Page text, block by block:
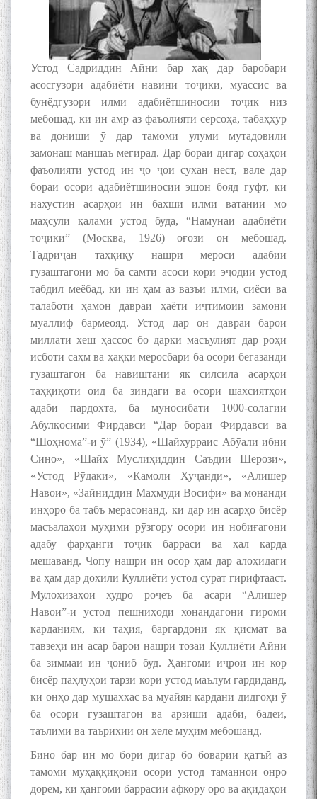
Устод Садриддин Айнӣ бар ҳақ дар баробари
асосгузори адабиёти навини тоҷикӣ, муассис ва
бунёдгузори илми адабиётшиносии тоҷик низ
мебошад, ки ин амр аз фаъолияти серсоҳа, табаҳҳур
ва дониши ӯ дар тамоми улуми мутадовили
замонаш маншаъ мегирад. Дар бораи дигар соҳаҳои
фаъолияти устод ин ҷо ҷои сухан нест, вале дар
бораи осори адабиётшиносии эшон бояд гуфт, ки
нахустин асарҳои ин бахши илми ватании мо
маҳсули қалами устод буда, “Намунаи адабиёти
тоҷикӣ” (Москва, 1926) оғози он мебошад.
Тадриҷан таҳқиқу нашри мероси адабии
гузаштагони мо ба самти асоси кори эҷодии устод
табдил меёбад, ки ин ҳам аз вазъи илмӣ, сиёсӣ ва
талаботи ҳамон давраи ҳаёти иҷтимоии замони
муаллиф бармеояд. Устод дар он давраи барои
миллати хеш ҳассос бо дарки масъулият дар роҳи
исботи саҳм ва ҳаққи меросбарӣ ба осори бегазанди
гузаштагон ба навиштани як силсила асарҳои
таҳқиқотӣ оид ба зиндагӣ ва осори шахсиятҳои
адабӣ пардохта, ба муносибати 1000-солагии
Абулқосими Фирдавсӣ “Дар бораи Фирдавсӣ ва
“Шоҳнома”-и ӯ” (1934), «Шайхурраис Абӯалӣ ибни
Сино», «Шайх Муслиҳиддин Саъдии Шерозӣ»,
«Устод Рӯдакӣ», «Камоли Хуҷандӣ», «Алишер
Навоӣ», «Зайниддин Маҳмуди Восифӣ» ва монанди
инҳоро ба табъ мерасонанд, ки дар ин асарҳо бисёр
масъалаҳои муҳими рӯзгору осори ин нобиғагони
адабу фарҳанги тоҷик баррасӣ ва ҳал карда
мешаванд. Чопу нашри ин осор ҳам дар алоҳидагӣ
ва ҳам дар дохили Куллиёти устод сурат гирифтааст.
Мулоҳизаҳои худро роҷеъ ба асари “Алишер
Навоӣ”-и устод пешниҳоди хонандагони гиромӣ
карданиям, ки таҳия, баргардони як қисмат ва
тавзеҳи ин асар барои нашри тозаи Куллиёти Айнӣ
ба зиммаи ин ҷониб буд. Ҳангоми иҷрои ин кор
бисёр паҳлуҳои тарзи кори устод маълум гардиданд,
ки онҳо дар мушаххас ва муайян кардани дидгоҳи ӯ
ба осори гузаштагон ва арзиши адабӣ, бадеӣ,
таълимӣ ва таърихии он хеле муҳим мебошанд.
Бино бар ин мо бори дигар бо боварии қатъӣ аз
тамоми муҳаққиқони осори устод таманнои онро
дорем, ки ҳангоми баррасии афкору оро ва ақидаҳои